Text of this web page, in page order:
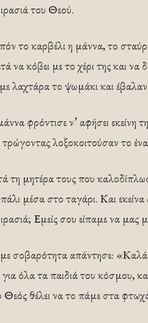
του Θεού.
το καρβέλι η μάννα, το
να κόβει με το χέρι της και
λαχτάρα το ψωμάκι και
φρόντισε ν’ αφήσει εκείνη
λοξοκοιτούσαν το
τη μητέρα τους που
πάλι μέσα στο ταγάρι. Και
Εμείς σου είπαμε να
με σοβαρότητα απάντησε:
για όλα τα παιδιά του κόσμου,
Θεός θέλει να το πάμε στα